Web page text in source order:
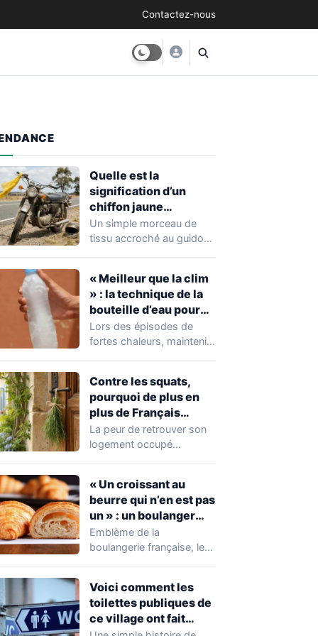
Contactez-nous
Quelle est la
signification d’un
chiffon jaune
accroché au guidon
d’une moto ?
Un simple morceau de
tissu accroché au guidon
« Meilleur que la clim
» : la technique de la
bouteille d’eau pour
rafraîchir l’air de la
maison
Lors des épisodes de
fortes chaleurs, maintenir
Contre les squats,
pourquoi de plus en
plus de Français
glissent du romarin
près de leur porte
La peur de retrouver son
logement occupé
nombreux…
« Un croissant au
beurre qui n’en est pas
un » : un boulanger
alerte sur cette
pratique trompeuse
pâtisseries
Emblème de la
boulangerie française, le
appréciées.…
Voici comment les
toilettes publiques de
ce village ont fait